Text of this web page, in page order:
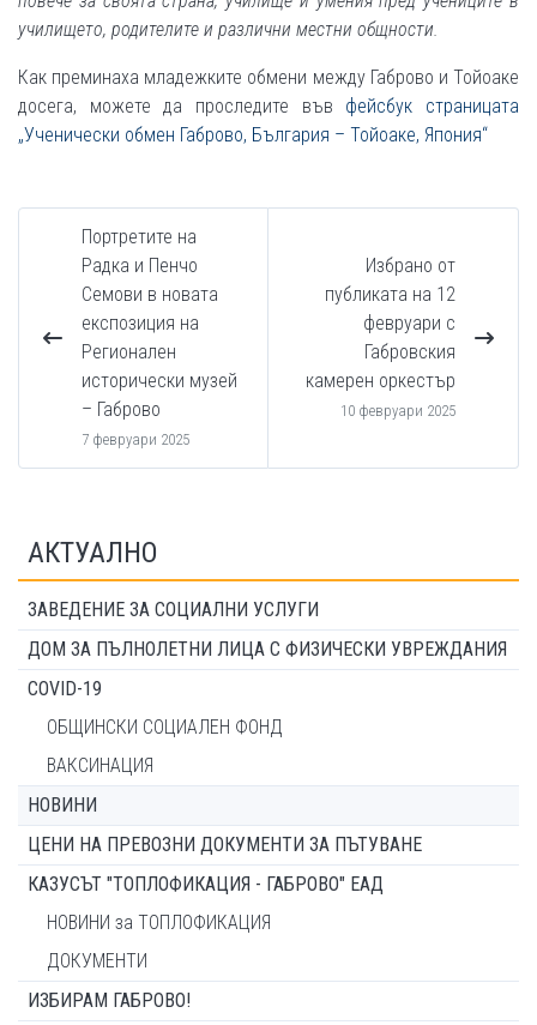
училището, родителите и различни местни общности.
Как преминаха младежките обмени между Габрово и Тойоаке
досега, можете да проследите във фейсбук страницата
„Ученически обмен Габрово, България – Тойоаке, Япония“
Портретите на
Радка и Пенчо
Семови в новата
експозиция на
Регионален
исторически музей
– Габрово
7 февруари 2025
Избрано от
публиката на 12
февруари с
Габровския
камерен оркестър
10 февруари 2025
АКТУАЛНО
ЗАВЕДЕНИЕ ЗА СОЦИАЛНИ УСЛУГИ
ДОМ ЗА ПЪЛНОЛЕТНИ ЛИЦА С ФИЗИЧЕСКИ УВРЕЖДАНИЯ
COVID-19
ОБЩИНСКИ СОЦИАЛЕН ФОНД
ВАКСИНАЦИЯ
НОВИНИ
ЦЕНИ НА ПРЕВОЗНИ ДОКУМЕНТИ ЗА ПЪТУВАНЕ
КАЗУСЪТ "ТОПЛОФИКАЦИЯ - ГАБРОВО" ЕАД
НОВИНИ за ТОПЛОФИКАЦИЯ
ДОКУМЕНТИ
ИЗБИРАМ ГАБРОВО!